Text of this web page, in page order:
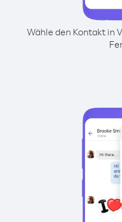
Wähle den Kontakt in